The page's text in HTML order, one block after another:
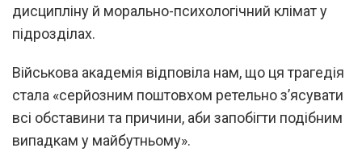
дисципліну й морально-психологічний клімат у
підрозділах.
Військова академія відповіла нам, що ця трагедія
стала «серйозним поштовхом ретельно з’ясувати
всі обставини та причини, аби запобігти подібним
випадкам у майбутньому».